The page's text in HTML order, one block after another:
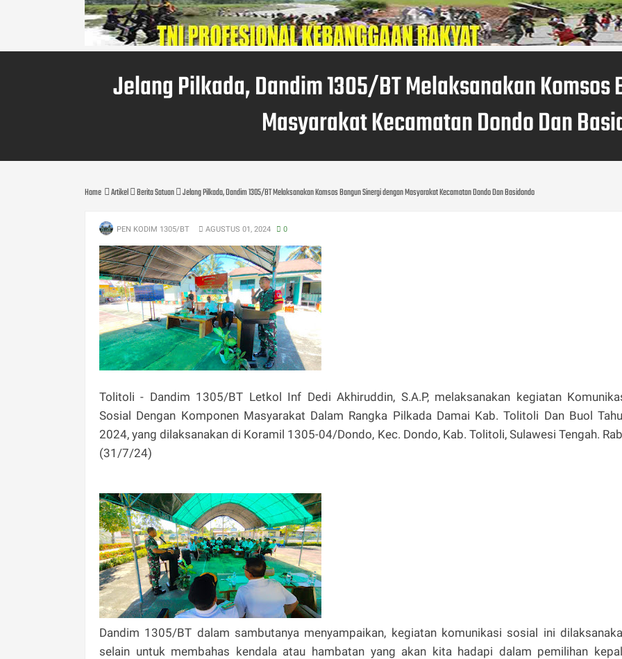
Jelang Pilkada, Dandim 1305/BT Melaksanakan Komsos
Masyarakat Kecamatan Dondo Dan
Home Artikel Berita Satuan Jelang Pilkada, Dandim 1305/BT Melaksanakan Komsos Bangun Sinergi dengan Masyarakat Kecamatan Dondo Dan Basidondo
PEN KODIM 1305/BT AGUSTUS 01, 2024 0
Tolitoli - Dandim 1305/BT Letkol Inf Dedi Akhiruddin, S.A.P, melaksanakan kegiatan
Sosial Dengan Komponen Masyarakat Dalam Rangka Pilkada Damai Kab. Tolitoli Dan Buol
2024, yang dilaksanakan di Koramil 1305-04/Dondo, Kec. Dondo, Kab. Tolitoli, Sulawesi Tengah.
(31/7/24)
Dandim 1305/BT dalam sambutanya menyampaikan, kegiatan komunikasi sosial ini
selain untuk membahas kendala atau hambatan yang akan kita hadapi dalam pemilihan